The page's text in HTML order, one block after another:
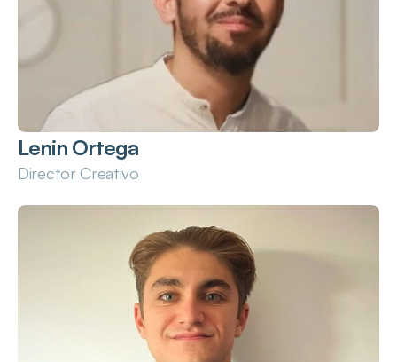
Lenin Ortega
Director Creativo